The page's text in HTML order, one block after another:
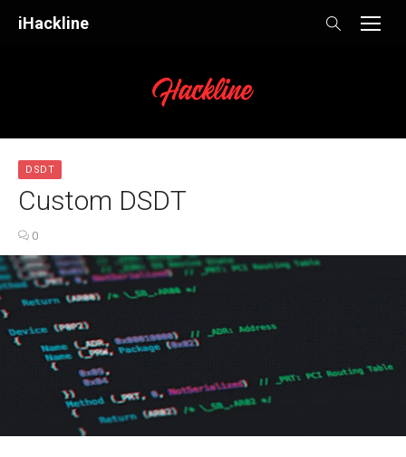
iHackline
DSDT
Custom DSDT
0